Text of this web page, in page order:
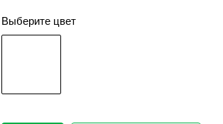
Выберите цвет